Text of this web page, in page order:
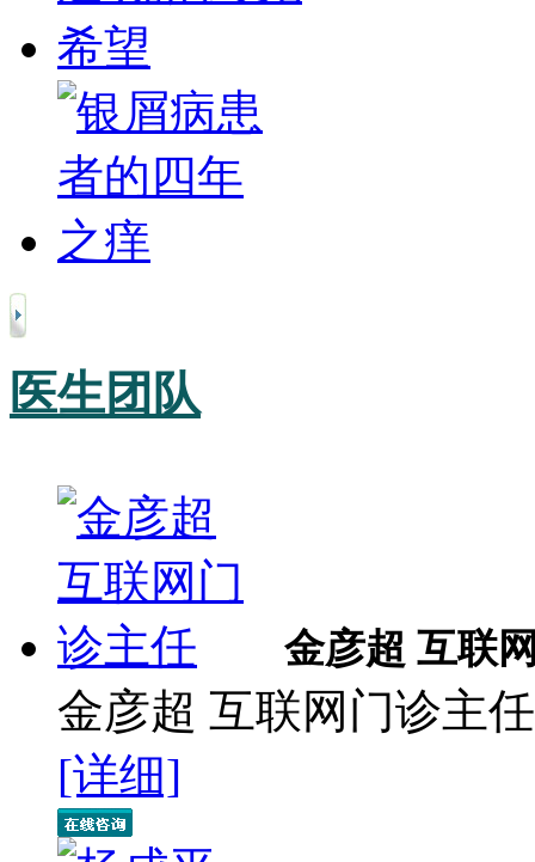
医生团队
金彦超 互联
金彦超 互联网门诊主
[详细]